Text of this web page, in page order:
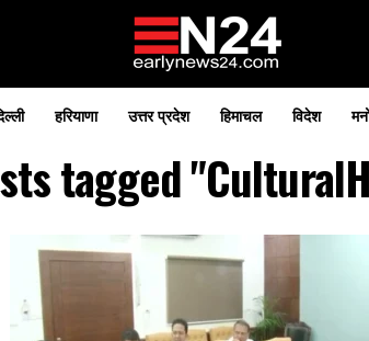
हरियाणा उत्तर प्रदेश हिमाचल विदेश
tagged